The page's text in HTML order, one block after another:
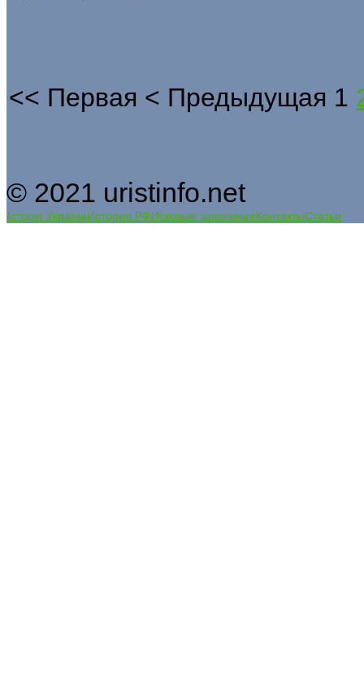
<< Первая < Предыдущая 1
© 2021 uristinfo.net
Історія УкраїниИстория РФИсковые заявленияКонтактыСтатьи